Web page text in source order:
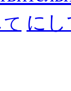
にし